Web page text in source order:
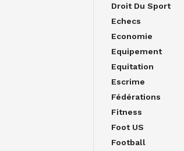
Droit Du Sport
Echecs
Economie
Equipement
Equitation
Escrime
Fédérations
Fitness
Foot US
Football